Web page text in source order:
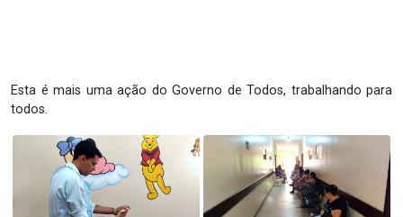
Esta é mais uma ação do Governo de Todos, trabalhando para
todos.